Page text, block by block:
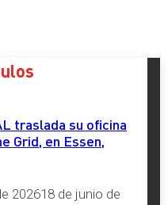
traslada su oficina
Grid, en Essen,
202618 de junio de